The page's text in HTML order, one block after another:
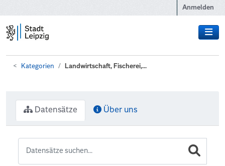
Anmelden
Kategorien Landwirtschaft, Fischerei,...
Datensätze Über uns